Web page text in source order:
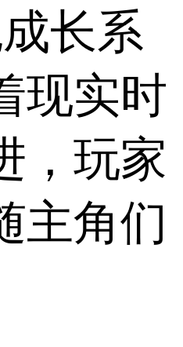
长系
现实时
，玩家
主角们